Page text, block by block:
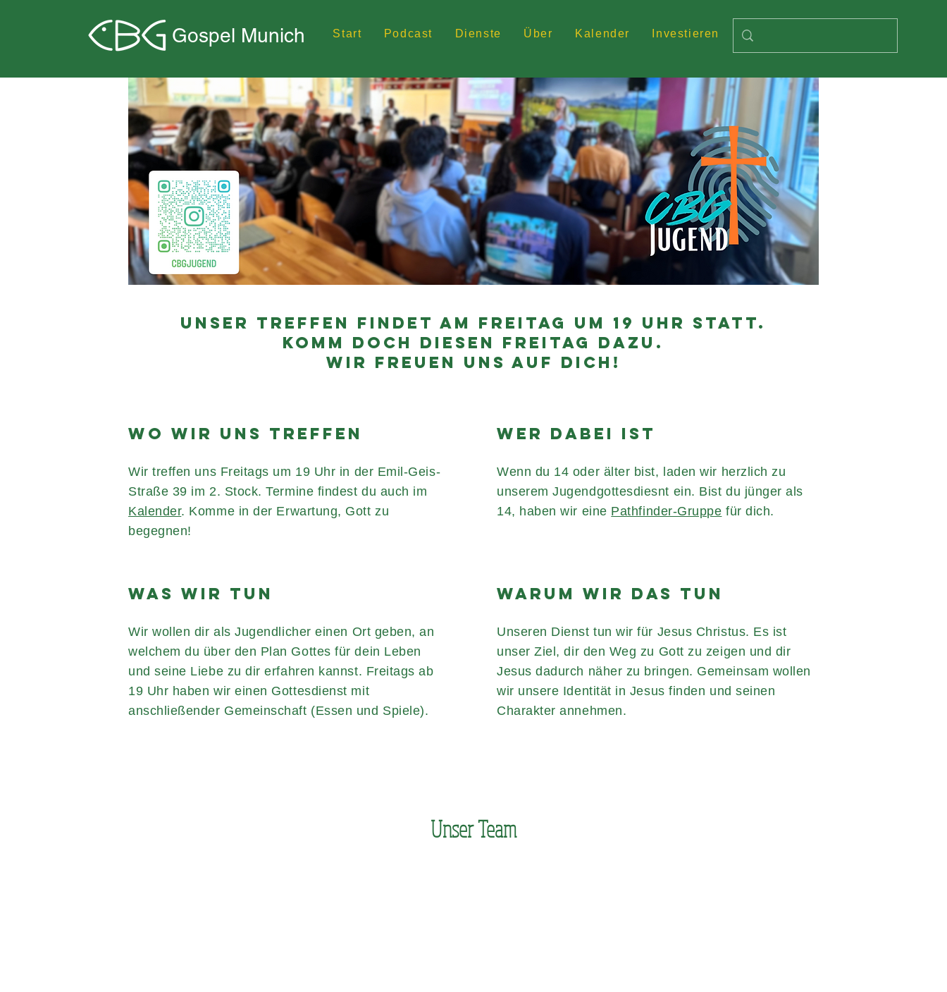
Gospel Munich Start Podcast Dienste Über Kalender Investieren
UNSER TREFFEN FINDET AM FREITAG UM 19 UHR STATT.
KOMM DOCH DIESEN FREITAG DAZU.
WIR FREUEN UNS AUF DICH!
WO WIR UNS TREFFEN
Wir treffen uns Freitags um 19 Uhr in der Emil-Geis-
Straße 39 im 2. Stock. Termine findest du auch im
Kalender. Komme in der Erwartung, Gott zu
begegnen!
WER DABEI IST
Wenn du 14 oder älter bist, laden wir herzlich zu
unserem Jugendgottesdiesnt ein. Bist du jünger als
14, haben wir eine Pathfinder-Gruppe für dich.
WAS WIR TUN
Wir wollen dir als Jugendlicher einen Ort geben, an
welchem du über den Plan Gottes für dein Leben
und seine Liebe zu dir erfahren kannst. Freitags ab
19 Uhr haben wir einen Gottesdienst mit
anschließender Gemeinschaft (Essen und Spiele).
WARUM WIR DAS TUN
Unseren Dienst tun wir für Jesus Christus. Es ist
unser Ziel, dir den Weg zu Gott zu zeigen und dir
Jesus dadurch näher zu bringen. Gemeinsam wollen
wir unsere Identität in Jesus finden und seinen
Charakter annehmen.
Unser Team